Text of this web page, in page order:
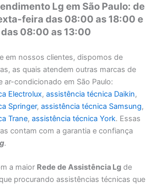
Lg em São Paulo: de
feira das 08:00 as 18:00 e
08:00 as 13:00
em nossos clientes, dispomos de
as quais atendem outras marcas de
ar-condicionado em São Paulo:
Electrolux,assistência técnica Daikin,
Springer,assistência técnica Samsung,
Trane,assistência técnica York. Essas
contam com a garantia e confiança
.
a maior Rede de Assistência Lg de
procurando assistências técnicas que